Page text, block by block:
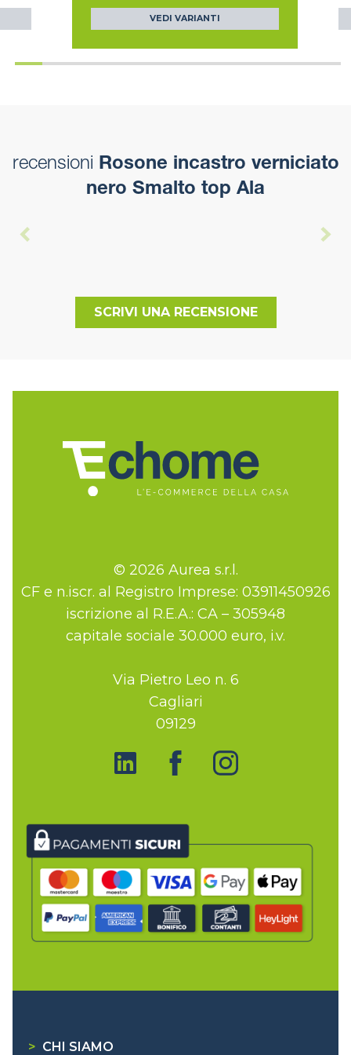
VEDI VARIANTI
recensioni Rosone incastro verniciato
nero Smalto top Ala
SCRIVI UNA RECENSIONE
© 2026 Aurea s.r.l.
CF e n.iscr. al Registro Imprese: 03911450926
iscrizione al R.E.A.: CA – 305948
capitale sociale 30.000 euro, i.v.
Via Pietro Leo n. 6
Cagliari
09129
> CHI SIAMO